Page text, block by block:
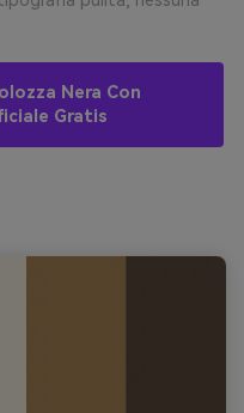
Nera Con
Gratis